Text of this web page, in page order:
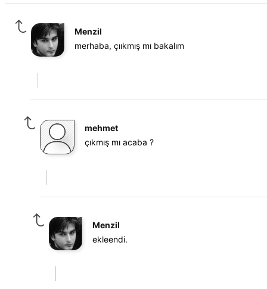
Menzil
merhaba, çııkmış mı bakalım
mehmet
çıkmış mı acaba ?
Menzil
ekleendi.